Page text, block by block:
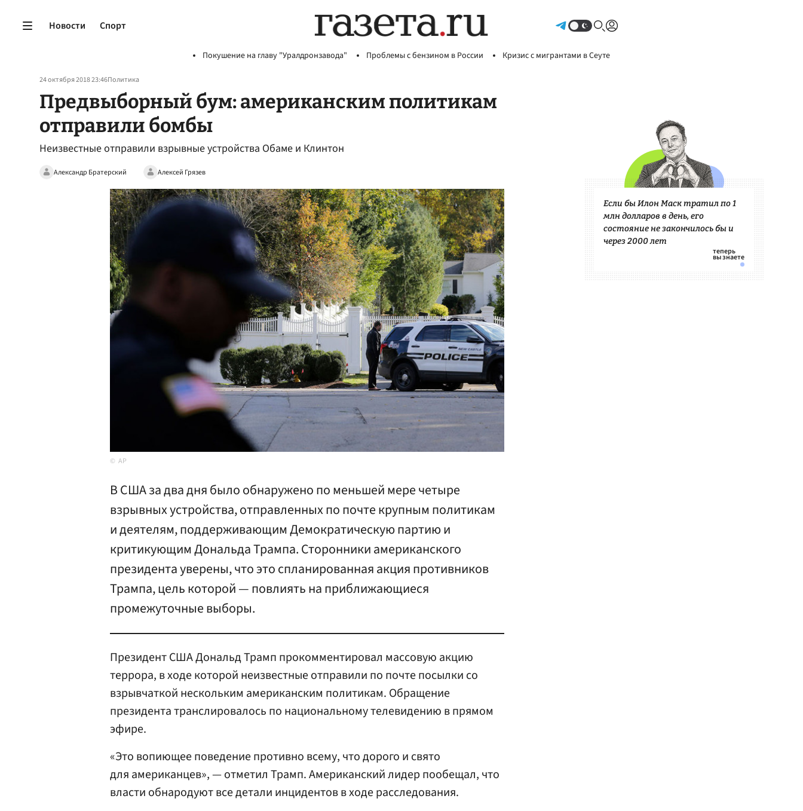
Новости Спорт
Покушение на главу "Уралдронзавода" Проблемы с бензином в России Кризис с мигрантами в Сеуте
24 октября 2018 23:46Политика
Предвыборный бум: американским политикам
отправили бомбы
Неизвестные отправили взрывные устройства Обаме и Клинтон
Александр Братерский Алексей Грязев
AP
В США за два дня было обнаружено по меньшей мере четыре
взрывных устройства, отправленных по почте крупным политикам
и деятелям, поддерживающим Демократическую партию и
критикующим Дональда Трампа. Сторонники американского
президента уверены, что это спланированная акция противников
Трампа, цель которой — повлиять на приближающиеся
промежуточные выборы.
Президент США Дональд Трамп прокомментировал массовую акцию
террора, в ходе которой неизвестные отправили по почте посылки со
взрывчаткой нескольким американским политикам. Обращение
президента транслировалось по национальному телевидению в прямом
эфире.
«Это вопиющее поведение противно всему, что дорого и свято
для американцев», — отметил Трамп. Американский лидер пообещал, что
власти обнародуют все детали инцидентов в ходе расследования.
Если бы Илон Маск тратил по 1
млн долларов в день, его
состояние не закончилось бы и
через 2000 лет